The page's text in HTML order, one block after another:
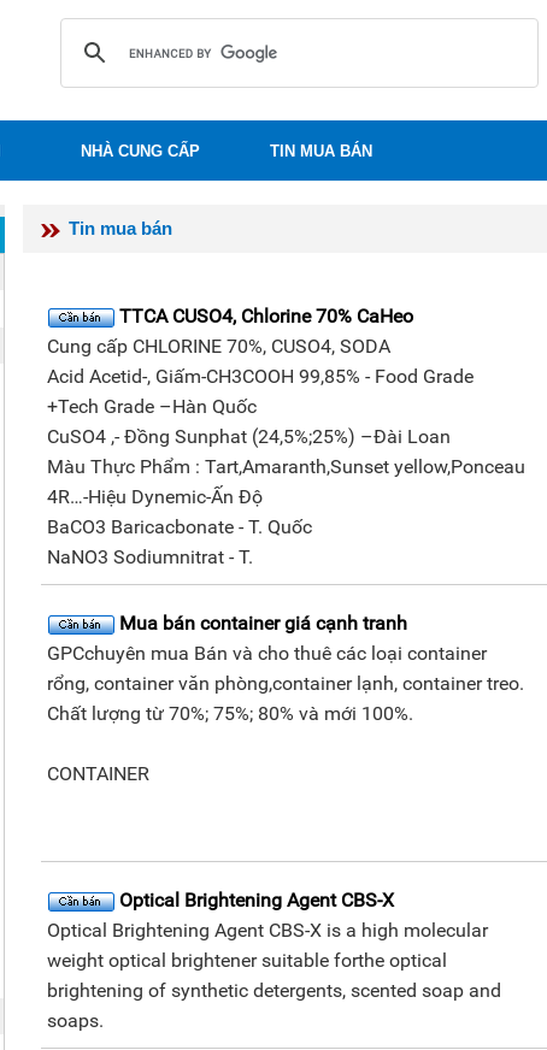
NHÀ CUNG CẤP TIN MUA BÁN
Tin mua bán
TTCA CUSO4, Chlorine 70% CaHeo
Cung cấp CHLORINE 70%, CUSO4, SODA
Acid Acetid-, Giấm-CH3COOH 99,85% - Food Grade
+Tech Grade –Hàn Quốc
CuSO4 ,- Đồng Sunphat (24,5%;25%) –Đài Loan
Màu Thực Phẩm : Tart,Amaranth,Sunset yellow,Ponceau
4R…-Hiệu Dynemic-Ấn Độ
BaCO3 Baricacbonate - T. Quốc
NaNO3 Sodiumnitrat - T.
Mua bán container giá cạnh tranh
GPCchuyên mua Bán và cho thuê các loại container
rổng, container văn phòng,container lạnh, container treo.
Chất lượng từ 70%; 75%; 80% và mới 100%.
CONTAINER
Optical Brightening Agent CBS-X
Optical Brightening Agent CBS-X is a high molecular
weight optical brightener suitable forthe optical
brightening of synthetic detergents, scented soap and
soaps.